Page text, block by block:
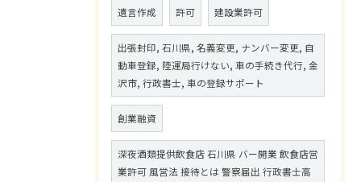
遺言作成 許可 建設業許可
出張封印, 石川県, 名義変更, ナンバー変更, 自
動車登録, 陸運局行けない, 車の手続き代行, 金
沢市, 行政書士, 車の登録サポート
創業融資
深夜酒類提供飲食店 石川県 バー開業 飲食店営
業許可 風営法 接待とは 警察届出 行政書士高